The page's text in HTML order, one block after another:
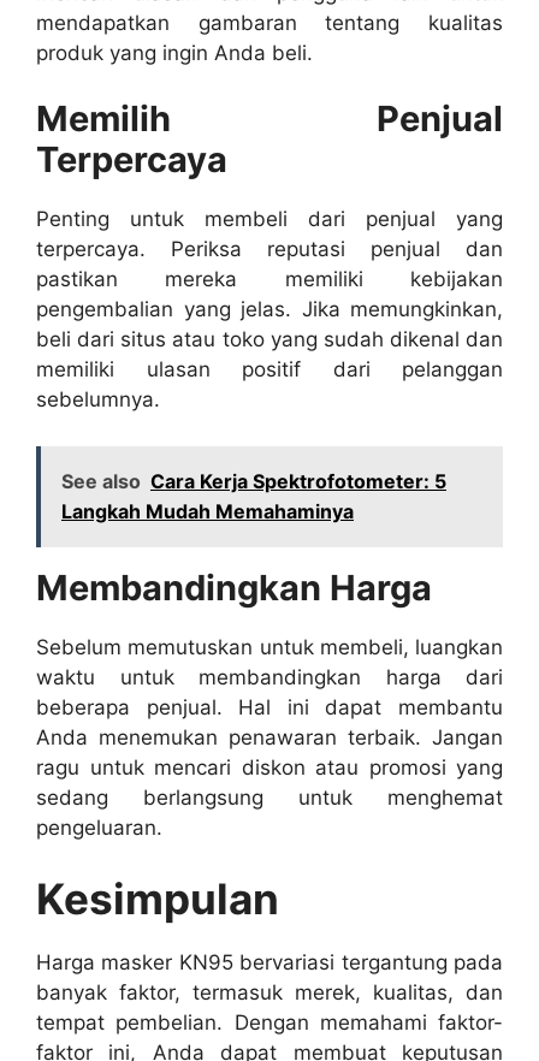
mendapatkan gambaran tentang kualitas
produk yang ingin Anda beli.
Memilih Penjual
Terpercaya
Penting untuk membeli dari penjual yang
terpercaya. Periksa reputasi penjual dan
pastikan mereka memiliki kebijakan
pengembalian yang jelas. Jika memungkinkan,
beli dari situs atau toko yang sudah dikenal dan
memiliki ulasan positif dari pelanggan
sebelumnya.
See also Cara Kerja Spektrofotometer: 5
Langkah Mudah Memahaminya
Membandingkan Harga
Sebelum memutuskan untuk membeli, luangkan
waktu untuk membandingkan harga dari
beberapa penjual. Hal ini dapat membantu
Anda menemukan penawaran terbaik. Jangan
ragu untuk mencari diskon atau promosi yang
sedang berlangsung untuk menghemat
pengeluaran.
Kesimpulan
Harga masker KN95 bervariasi tergantung pada
banyak faktor, termasuk merek, kualitas, dan
tempat pembelian. Dengan memahami faktor-
faktor ini, Anda dapat membuat keputusan